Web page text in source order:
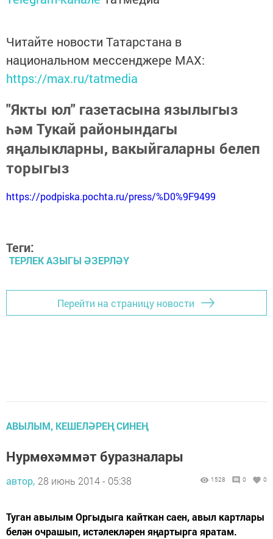
Читайте новости Татарстана в
национальном мессенджере MАХ:
https://max.ru/tatmedia
"Якты юл" газетасына язылыгыз
һәм Тукай районындагы
яңалыкларны, вакыйгаларны белеп
торыгыз
https://podpiska.pochta.ru/press/%D0%9F9499
Теги:
ТЕРЛЕК АЗЫГЫ ӘЗЕРЛӘҮ
Перейти на страницу новости
АВЫЛЫМ, КЕШЕЛӘРЕҢ СИНЕҢ
Нурмөхәммәт буразналары
автор, 28 июнь 2014 - 05:38 1528 0 0
Туган авылым Оргыдыга кайткан саен, авыл картлары
белән очрашып, истәлекләрен яңартырга яратам.